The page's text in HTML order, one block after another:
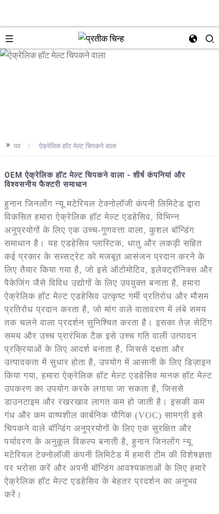
>> घर ऐक्रेलिक हॉट मेल्ट चिपकने वाला
OEM ऐक्रेलिक हॉट मेल्ट चिपकने वाला - शीर्ष कंपनियां और
विश्वसनीय फैक्टरी समाधान
हुनान जिनलोंग न्यू मटेरियल टेक्नोलॉजी कंपनी लिमिटेड द्वारा
विकसित हमारा ऐक्रेलिक हॉट मेल्ट एडहेसिव, विभिन्न
अनुप्रयोगों के लिए एक उच्च-गुणवत्ता वाला, कुशल बॉन्डिंग
समाधान है। यह एडहेसिव प्लास्टिक, धातु और लकड़ी सहित
कई प्रकार के सब्सट्रेट को मजबूत आसंजन प्रदान करने के
लिए तैयार किया गया है, जो इसे ऑटोमोटिव, इलेक्ट्रॉनिक्स और
पैकेजिंग जैसे विविध उद्योगों के लिए उपयुक्त बनाता है, हमारा
ऐक्रेलिक हॉट मेल्ट एडहेसिव उत्कृष्ट गर्मी प्रतिरोध और मौसम
प्रतिरोध प्रदान करता है, जो मांग वाले वातावरण में लंबे समय
तक चलने वाला प्रदर्शन सुनिश्चित करता है। इसका तेज़ सेटिंग
समय और उच्च प्रारंभिक टैक इसे उच्च गति वाली उत्पादन
प्रक्रियाओं के लिए आदर्श बनाता है, जिससे दक्षता और
उत्पादकता में सुधार होता है, उपयोग में आसानी के लिए डिज़ाइन
किया गया, हमारा ऐक्रेलिक हॉट मेल्ट एडहेसिव मानक हॉट मेल्ट
उपकरण का उपयोग करके लगाया जा सकता है, जिससे
डाउनटाइम और रखरखाव लागत कम हो जाती है। इसकी कम
गंध और कम वाष्पशील कार्बनिक यौगिक (VOC) सामग्री इसे
चिपकने वाले बॉन्डिंग अनुप्रयोगों के लिए एक सुरक्षित और
पर्यावरण के अनुकूल विकल्प बनाती है, हुनान जिनलोंग न्यू
मटेरियल टेक्नोलॉजी कंपनी लिमिटेड में हमारी टीम की विशेषज्ञता
पर भरोसा करें और अपनी बॉन्डिंग आवश्यकताओं के लिए हमारे
ऐक्रेलिक हॉट मेल्ट एडहेसिव के बेहतर प्रदर्शन का अनुभव
करें।